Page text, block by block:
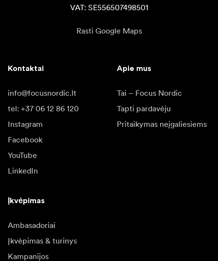
VAT: SE556507498501
Rasti Google Maps
Kontaktai
info@focusnordic.lt
tel: +37 06 12 86 120
Instagram
Facebook
YouTube
LinkedIn
Apie mus
Tai – Focus Nordic
Tapti pardavėju
Pritaikymas neįgaliesiems
Įkvėpimas
Ambasadoriai
Įkvėpimas & turinys
Kampanijos